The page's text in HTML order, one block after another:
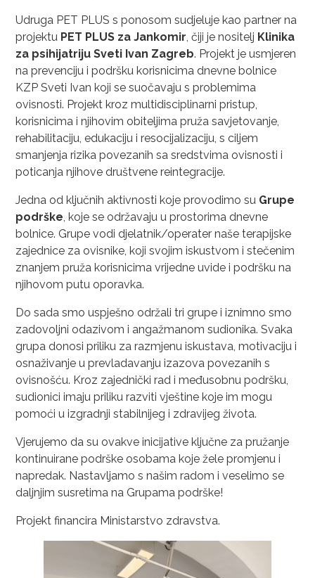
Udruga PET PLUS s ponosom sudjeluje kao partner na
projektu PET PLUS za Jankomir, čiji je nositelj Klinika
za psihijatriju Sveti Ivan Zagreb. Projekt je usmjeren
na prevenciju i podršku korisnicima dnevne bolnice
KZP Sveti Ivan koji se suočavaju s problemima
ovisnosti. Projekt kroz multidisciplinarni pristup,
korisnicima i njihovim obiteljima pruža savjetovanje,
rehabilitaciju, edukaciju i resocijalizaciju, s ciljem
smanjenja rizika povezanih sa sredstvima ovisnosti i
poticanja njihove društvene reintegracije.
Jedna od ključnih aktivnosti koje provodimo su Grupe
podrške, koje se održavaju u prostorima dnevne
bolnice. Grupe vodi djelatnik/operater naše terapijske
zajednice za ovisnike, koji svojim iskustvom i stečenim
znanjem pruža korisnicima vrijedne uvide i podršku na
njihovom putu oporavka.
Do sada smo uspješno održali tri grupe i iznimno smo
zadovoljni odazivom i angažmanom sudionika. Svaka
grupa donosi priliku za razmjenu iskustava, motivaciju i
osnaživanje u prevladavanju izazova povezanih s
ovisnošću. Kroz zajednički rad i međusobnu podršku,
sudionici imaju priliku razviti vještine koje im mogu
pomoći u izgradnji stabilnijeg i zdravijeg života.
Vjerujemo da su ovakve inicijative ključne za pružanje
kontinuirane podrške osobama koje žele promjenu i
napredak. Nastavljamo s našim radom i veselimo se
daljnjim susretima na Grupama podrške!
Projekt financira Ministarstvo zdravstva.